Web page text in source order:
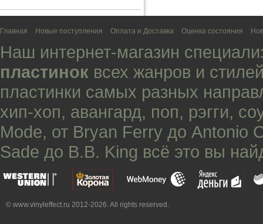
Главная Новые поступления Оплата и Доставка Оценка состояния
Наш интернет-магазин
пластинок всех жанров и
пластинки самых разных
хип-хоп, авангард, поп, рэгги,
Mode, от Bryan Ferry до Antonio
Sade до B.B. King всё это вы
© www.vinyleffect.ru 2012-2026. All rights reserved.